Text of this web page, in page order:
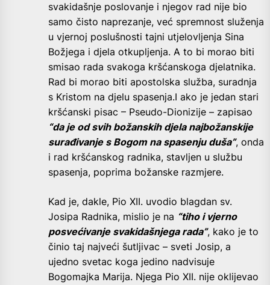
svakidašnje poslovanje i njegov rad nije bio
samo čisto naprezanje, već spremnost služenja
u vjernoj poslušnosti tajni utjelovljenja Sina
Božjega i djela otkupljenja. A to bi morao biti
smisao rada svakoga kršćanskoga djelatnika.
Rad bi morao biti apostolska služba, suradnja
s Kristom na djelu spasenja.I ako je jedan stari
kršćanski pisac – Pseudo-Dionizije – zapisao
“da je od svih božanskih djela najbožanskije
surađivanje s Bogom na spasenju duša”, onda
i rad kršćanskog radnika, stavljen u službu
spasenja, poprima božanske razmjere.
Kad je, dakle, Pio XII. uvodio blagdan sv.
Josipa Radnika, mislio je na “tiho i vjerno
posvećivanje svakidašnjega rada”, kako je to
činio taj najveći šutljivac – sveti Josip, a
ujedno svetac koga jedino nadvisuje
Bogomajka Marija. Njega Pio XII. nije oklijevao